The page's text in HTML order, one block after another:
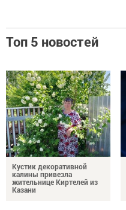
Топ 5 новостей
Кустик декоративной
калины привезла
жительнице Киртелей из
Казани